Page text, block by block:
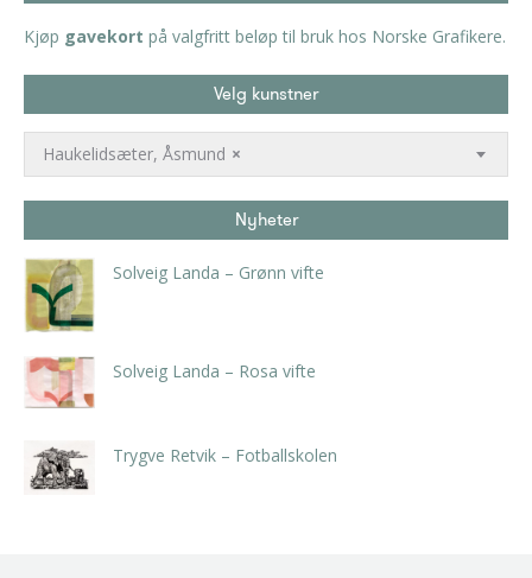
Kjøp gavekort på valgfritt beløp til bruk hos Norske Grafikere.
Velg kunstner
×
Haukelidsæter, Åsmund
Nyheter
Solveig Landa – Grønn vifte
Solveig Landa – Rosa vifte
Trygve Retvik – Fotballskolen